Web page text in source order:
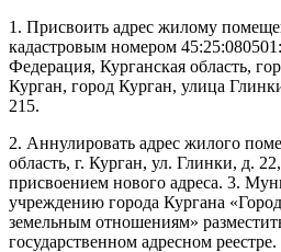
1. Присвоить адрес жилому
кадастровым номером
Федерация, Курганская область,
Курган, город Курган, улица
215.
2. Аннулировать адрес жилого
область, г. Курган, ул. Глинки, д.
присвоением нового адреса. 3.
учреждению города Кургана
земельным отношениям»
государственном адресном реестре.